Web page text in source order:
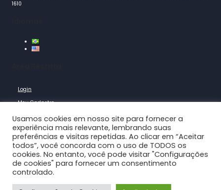
1610
Login
Meu Cadastro
Logout
Links Rápidos
Notícias
Agenda
Usamos cookies em nosso site para fornecer a
experiência mais relevante, lembrando suas
preferências e visitas repetidas. Ao clicar em “Aceitar
todos”, você concorda com o uso de TODOS os
cookies. No entanto, você pode visitar "Configurações
de cookies" para fornecer um consentimento
controlado.